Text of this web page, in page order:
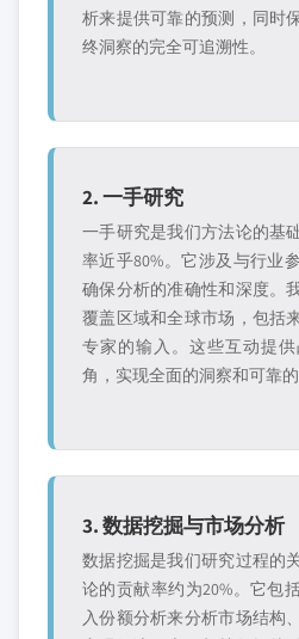
析来提供可靠的预测，同时
终洞察的完全可追溯性。
2. 一手研究
一手研究是我们方法论的基
率近乎80%。它涉及与行业
确保分析的准确性和深度。
覆盖区域和全球市场，包括
专家的输入。这些互动提
角，实现全面的洞察和可靠的
3. 数据挖掘与市场分析
数据挖掘是我们研究过程的
论的贡献率约为20%。它包
入份额分析来分析市场结构